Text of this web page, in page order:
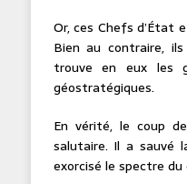
Or, ces Chefs d’État
Bien au contraire,
trouve en eux les
géostratégiques.
En vérité, le coup
salutaire. Il a sauvé
exorcisé le spectre du